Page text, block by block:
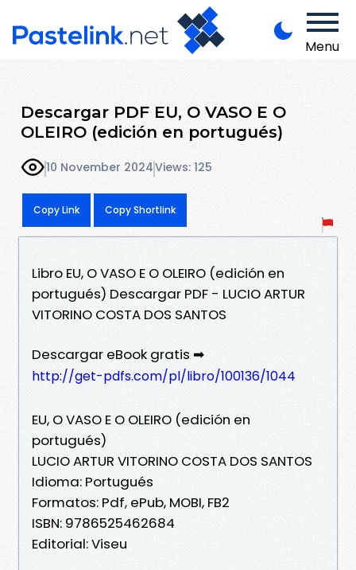
Menu
Descargar PDF EU, O VASO E O
OLEIRO (edición en portugués)
10 November 2024Views: 125
Copy Link Copy Shortlink
Libro EU, O VASO E O OLEIRO (edición en
portugués) Descargar PDF - LUCIO ARTUR
VITORINO COSTA DOS SANTOS
Descargar eBook gratis ➡
http://get-pdfs.com/pl/libro/100136/1044
EU, O VASO E O OLEIRO (edición en
portugués)
LUCIO ARTUR VITORINO COSTA DOS SANTOS
Idioma: Portugués
Formatos: Pdf, ePub, MOBI, FB2
ISBN: 9786525462684
Editorial: Viseu